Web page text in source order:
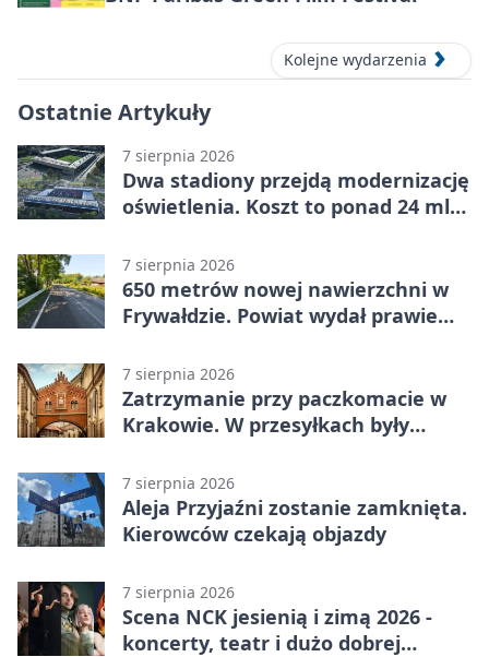
Kolejne wydarzenia
Ostatnie Artykuły
7 sierpnia 2026
Dwa stadiony przejdą modernizację
oświetlenia. Koszt to ponad 24 mln
7 sierpnia 2026
650 metrów nowej nawierzchni w
Frywałdzie. Powiat wydał prawie
7 sierpnia 2026
Zatrzymanie przy paczkomacie w
Krakowie. W przesyłkach były
7 sierpnia 2026
Aleja Przyjaźni zostanie zamknięta.
Kierowców czekają objazdy
7 sierpnia 2026
Scena NCK jesienią i zimą 2026 -
koncerty, teatr i dużo dobrej